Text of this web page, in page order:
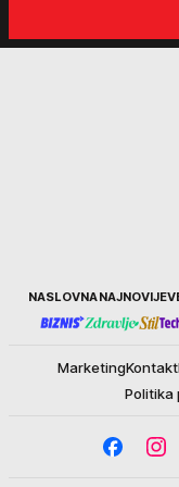
za ozbiljne
KurirNASLOVNANAJNOVIJE
MarketingKontakt
Politika